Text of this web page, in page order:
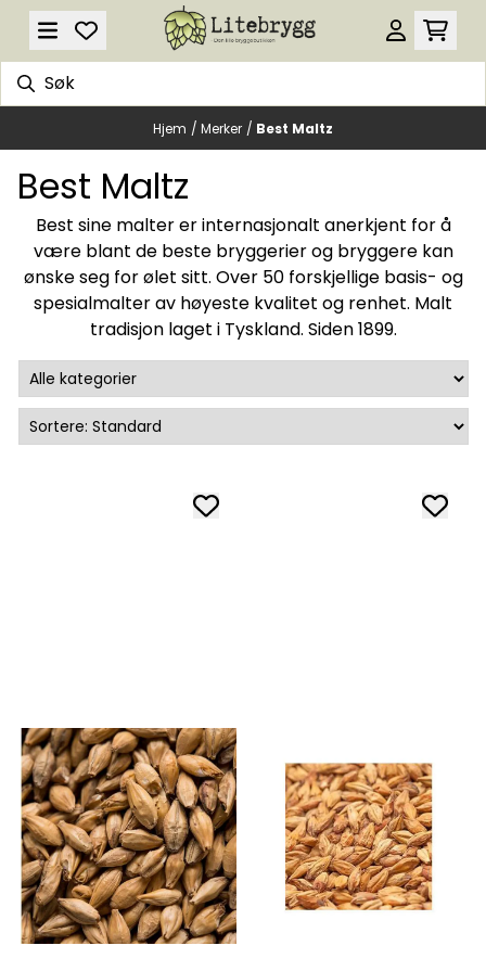
Hopp til innhold
Hjem / Merker / Best Maltz
Best Maltz
Best sine malter er internasjonalt anerkjent for å
være blant de beste bryggerier og bryggere kan
ønske seg for ølet sitt. Over 50 forskjellige basis- og
spesialmalter av høyeste kvalitet og renhet. Malt
tradisjon laget i Tyskland. Siden 1899.